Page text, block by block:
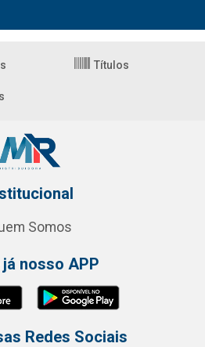
Títulos
Somos
já nosso APP
Redes Sociais